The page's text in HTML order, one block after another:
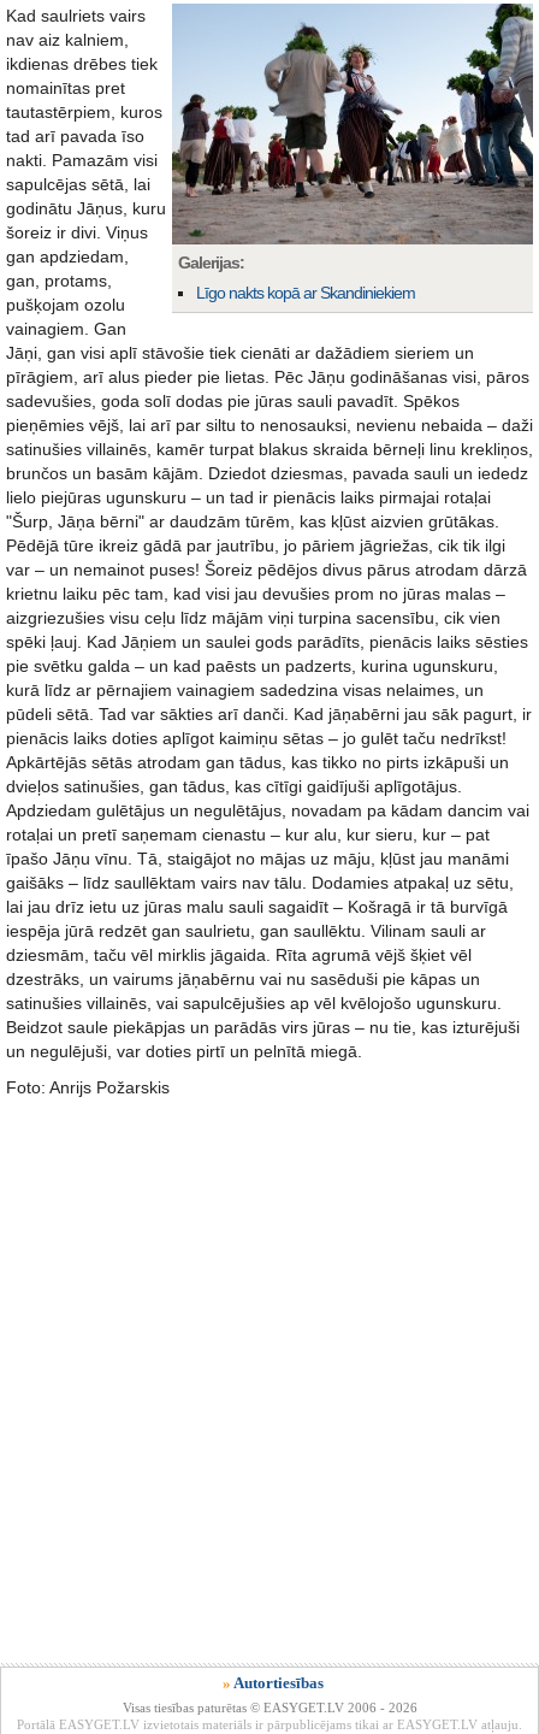
Galerijas:
Līgo nakts kopā ar Skandiniekiem
Kad saulriets vairs
nav aiz kalniem,
ikdienas drēbes tiek
nomainītas pret
tautastērpiem, kuros
tad arī pavada īso
nakti. Pamazām visi
sapulcējas sētā, lai
godinātu Jāņus, kuru
šoreiz ir divi. Viņus
gan apdziedam,
gan, protams,
pušķojam ozolu
vainagiem. Gan
Jāņi, gan visi aplī stāvošie tiek cienāti ar dažādiem sieriem un
pīrāgiem, arī alus pieder pie lietas. Pēc Jāņu godināšanas visi, pāros
sadevušies, goda solī dodas pie jūras sauli pavadīt. Spēkos
pieņēmies vējš, lai arī par siltu to nenosauksi, nevienu nebaida – daži
satinušies villainēs, kamēr turpat blakus skraida bērneļi linu krekliņos,
brunčos un basām kājām. Dziedot dziesmas, pavada sauli un iededz
lielo piejūras ugunskuru – un tad ir pienācis laiks pirmajai rotaļai
"Šurp, Jāņa bērni" ar daudzām tūrēm, kas kļūst aizvien grūtākas.
Pēdējā tūre ikreiz gādā par jautrību, jo pāriem jāgriežas, cik tik ilgi
var – un nemainot puses! Šoreiz pēdējos divus pārus atrodam dārzā
krietnu laiku pēc tam, kad visi jau devušies prom no jūras malas –
aizgriezušies visu ceļu līdz mājām viņi turpina sacensību, cik vien
spēki ļauj. Kad Jāņiem un saulei gods parādīts, pienācis laiks sēsties
pie svētku galda – un kad paēsts un padzerts, kurina ugunskuru,
kurā līdz ar pērnajiem vainagiem sadedzina visas nelaimes, un
pūdeli sētā. Tad var sākties arī danči. Kad jāņabērni jau sāk pagurt, ir
pienācis laiks doties aplīgot kaimiņu sētas – jo gulēt taču nedrīkst!
Apkārtējās sētās atrodam gan tādus, kas tikko no pirts izkāpuši un
dvieļos satinušies, gan tādus, kas cītīgi gaidījuši aplīgotājus.
Apdziedam gulētājus un negulētājus, novadam pa kādam dancim vai
rotaļai un pretī saņemam cienastu – kur alu, kur sieru, kur – pat
īpašo Jāņu vīnu. Tā, staigājot no mājas uz māju, kļūst jau manāmi
gaišāks – līdz saullēktam vairs nav tālu. Dodamies atpakaļ uz sētu,
lai jau drīz ietu uz jūras malu sauli sagaidīt – Košragā ir tā burvīgā
iespēja jūrā redzēt gan saulrietu, gan saullēktu. Vilinam sauli ar
dziesmām, taču vēl mirklis jāgaida. Rīta agrumā vējš šķiet vēl
dzestrāks, un vairums jāņabērnu vai nu sasēduši pie kāpas un
satinušies villainēs, vai sapulcējušies ap vēl kvēlojošo ugunskuru.
Beidzot saule piekāpjas un parādās virs jūras – nu tie, kas izturējuši
un negulējuši, var doties pirtī un pelnītā miegā.
Foto: Anrijs Požarskis
» Autortiesības
Visas tiesības paturētas © EASYGET.LV 2006 - 2026
Portālā EASYGET.LV izvietotais materiāls ir pārpublicējams tikai ar EASYGET.LV atļauju.